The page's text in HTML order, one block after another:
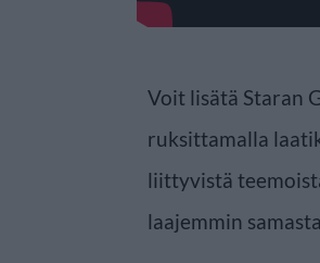
Voit lisätä Staran
ruksittamalla
liittyvistä
laajemmin